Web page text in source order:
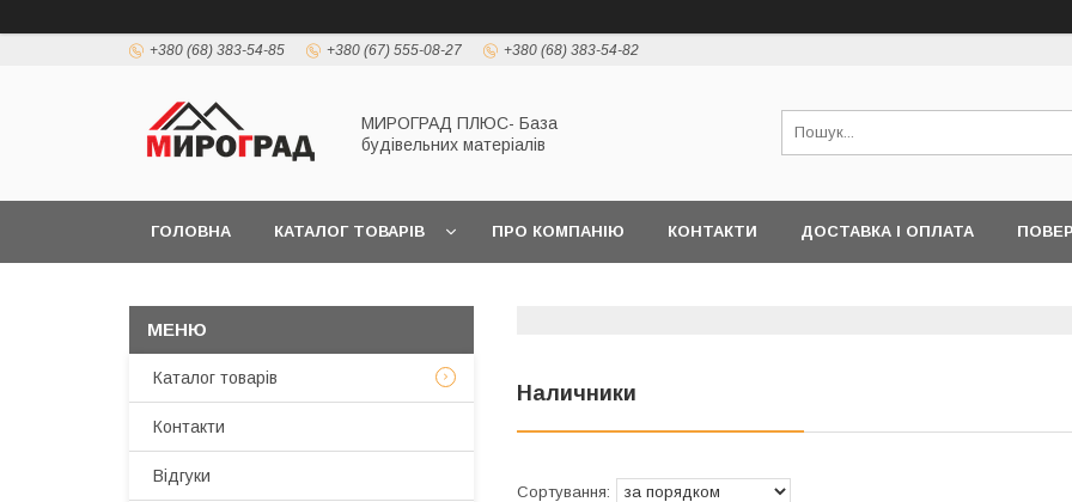
+380 (68) 383-54-85 +380 (67) 555-08-27 +380 (68) 383-54-82
МИРОГРАД ПЛЮС- База
будівельних матеріалів
ГОЛОВНА КАТАЛОГ ТОВАРІВ ПРО КОМПАНІЮ КОНТАКТИ ДОСТАВКА І ОПЛАТА
Наличники
Каталог товарів
Контакти
Відгуки